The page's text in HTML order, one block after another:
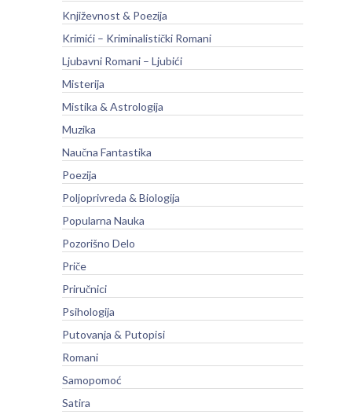
Književnost & Poezija
Krimići – Kriminalistički Romani
Ljubavni Romani – Ljubići
Misterija
Mistika & Astrologija
Muzika
Naučna Fantastika
Poezija
Poljoprivreda & Biologija
Popularna Nauka
Pozorišno Delo
Priče
Priručnici
Psihologija
Putovanja & Putopisi
Romani
Samopomoć
Satira